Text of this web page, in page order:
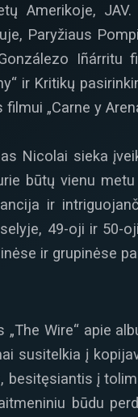
Amerikoje,
Paryžiaus
Iñárritu
ir Kritikų
„Carne y
Nicolai sieka
būtų vienu
ir
49-oji ir 50-
ir grupinėse
Wire“ apie
susitelkia į
besitęsiantis į
būdu